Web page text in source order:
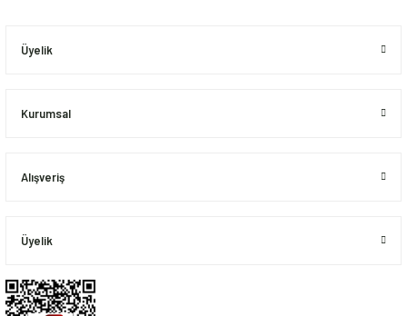
Üyelik
Kurumsal
Alışveriş
Üyelik